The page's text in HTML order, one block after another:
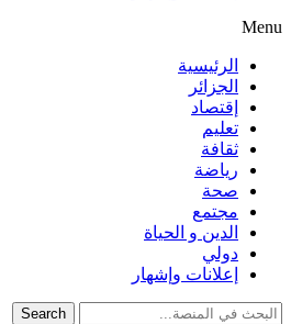
Menu
الرئيسية
الجزائر
إقتصاد
تعليم
ثقافة
رياضة
صحة
مجتمع
الدين و الحياة
دولي
إعلانات وإشهار
Search